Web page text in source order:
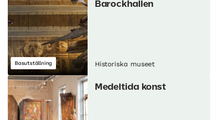
Basutställning
Barockhallen
Historiska museet
Medeltida konst